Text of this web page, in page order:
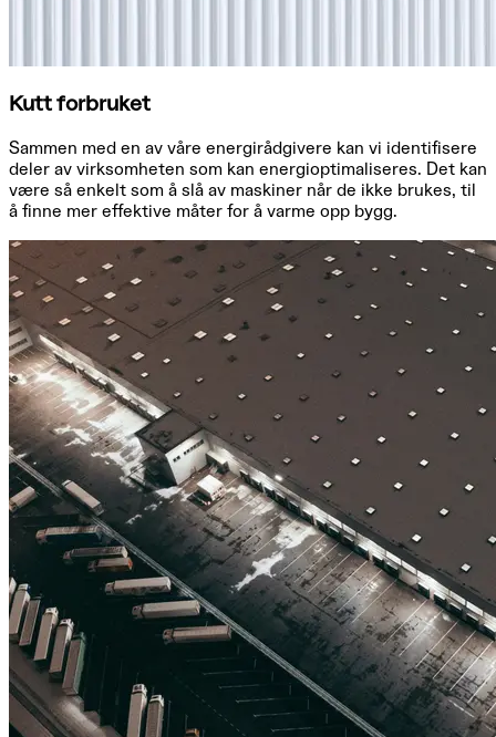
Kutt forbruket
Sammen med en av våre energirådgivere kan vi identifisere
deler av virksomheten som kan energioptimaliseres. Det kan
være så enkelt som å slå av maskiner når de ikke brukes, til
å finne mer effektive måter for å varme opp bygg.